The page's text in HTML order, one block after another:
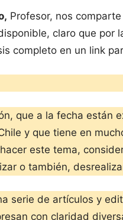
Profesor, nos
claro que por
completo en un link
que a la fecha están
y que tiene en
este tema,
o también,
serie de artículos y
con claridad